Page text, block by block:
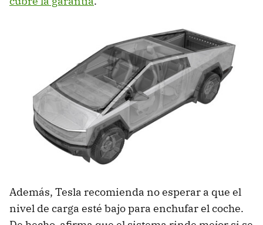
Además, Tesla recomienda no esperar a que el
nivel de carga esté bajo para enchufar el coche.